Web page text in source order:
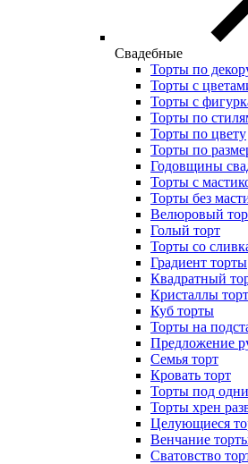
Свадебные
Торты по
Торты с
Торты с
Торты по
Торты по цвету
Торты по
Годовщины
Торты с
Торты без
Велюровый
Голый торт
Торты со
Градиент торты
Квадратный
Кристаллы
Куб торты
Торты на
Предложение
Семья торт
Кровать торт
Торты под
Торты хрен
Целующиеся
Венчание
Сватовство